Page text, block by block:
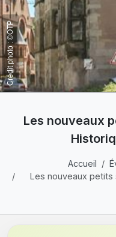
Crédit photo : ©OTP
Les nouveaux
Accueil
Les nouveaux petits